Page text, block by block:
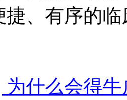
捷、有序的
为什么会得牛